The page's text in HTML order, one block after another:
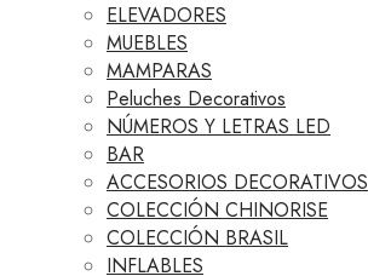
ELEVADORES
MUEBLES
MAMPARAS
Peluches Decorativos
NÚMEROS Y LETRAS LED
BAR
ACCESORIOS DECORATIVOS
COLECCIÓN CHINORISE
COLECCIÓN BRASIL
INFLABLES